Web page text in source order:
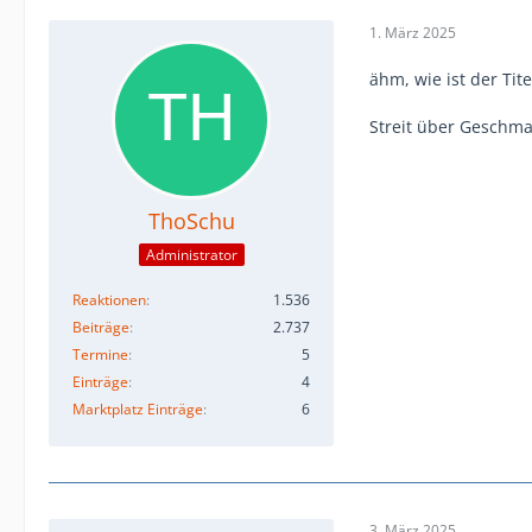
ThoSchu
Administrator
Reaktionen
1.536
Beiträge
2.737
Termine
5
Einträge
4
Marktplatz Einträge
6
1. März 2025
ähm, wie ist der
Streit über